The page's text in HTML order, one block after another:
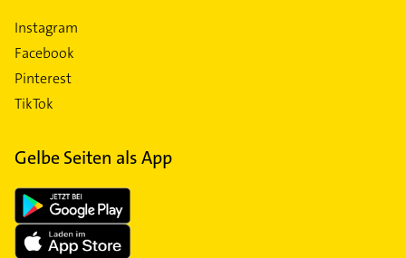
Instagram
Facebook
Pinterest
TikTok
Gelbe Seiten als App